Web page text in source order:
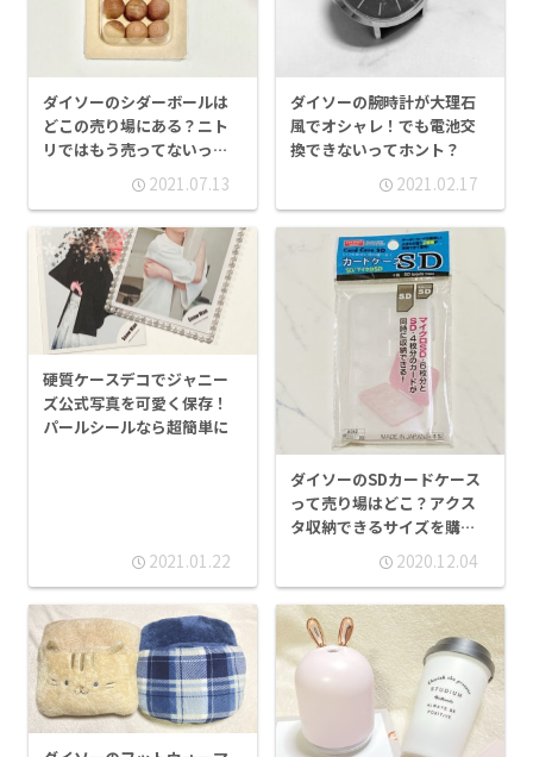
ダイソーのシダーボールは
どこの売り場にある？ニト
リではもう売ってないって
2021.07.13
ダイソーの腕時計が大理石
風でオシャレ！でも電池交
換できないってホント？
2021.02.17
硬質ケースデコでジャニー
ズ公式写真を可愛く保存！
パールシールなら超簡単に
2021.01.22
ダイソーのSDカードケース
って売り場はどこ？アクス
タ収納できるサイズを購入
2020.12.04